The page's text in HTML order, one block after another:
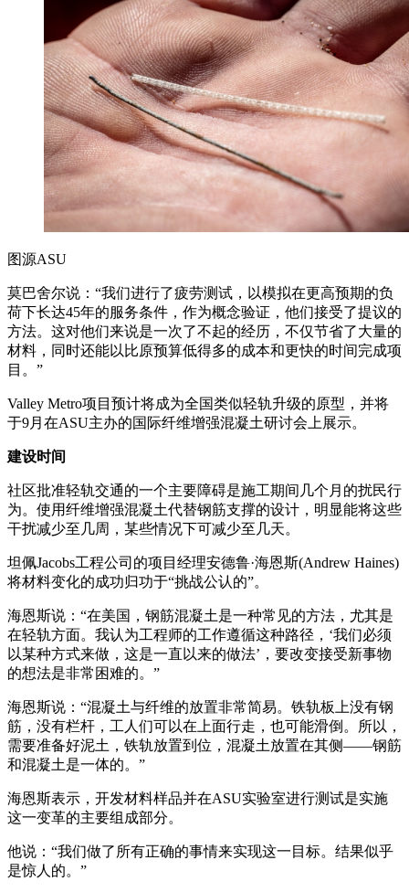
图源ASU
莫巴舍尔说：“我们进行了疲劳测试，以模拟在更高预期的负
荷下长达45年的服务条件，作为概念验证，他们接受了提议的
方法。这对他们来说是一次了不起的经历，不仅节省了大量的
材料，同时还能以比原预算低得多的成本和更快的时间完成项
目。”
Valley Metro项目预计将成为全国类似轻轨升级的原型，并将
于9月在ASU主办的国际纤维增强混凝土研讨会上展示。
建设时间
社区批准轻轨交通的一个主要障碍是施工期间几个月的扰民行
为。使用纤维增强混凝土代替钢筋支撑的设计，明显能将这些
干扰减少至几周，某些情况下可减少至几天。
坦佩Jacobs工程公司的项目经理安德鲁·海恩斯(Andrew Haines)
将材料变化的成功归功于“挑战公认的”。
海恩斯说：“在美国，钢筋混凝土是一种常见的方法，尤其是
在轻轨方面。我认为工程师的工作遵循这种路径，‘我们必须
以某种方式来做，这是一直以来的做法’，要改变接受新事物
的想法是非常困难的。”
海恩斯说：“混凝土与纤维的放置非常简易。铁轨板上没有钢
筋，没有栏杆，工人们可以在上面行走，也可能滑倒。所以，
需要准备好泥土，铁轨放置到位，混凝土放置在其侧——钢筋
和混凝土是一体的。”
海恩斯表示，开发材料样品并在ASU实验室进行测试是实施
这一变革的主要组成部分。
他说：“我们做了所有正确的事情来实现这一目标。结果似乎
是惊人的。”